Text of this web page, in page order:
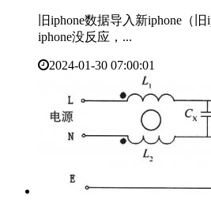
旧iphone数据导入新iphone（
iphone没反应，...
2024-01-30 07:00:01